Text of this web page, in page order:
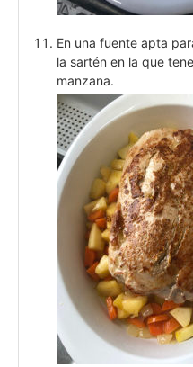
En una fuente apta
la sartén en la que
manzana.